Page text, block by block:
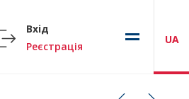
Вхід
Реєстрація
UA